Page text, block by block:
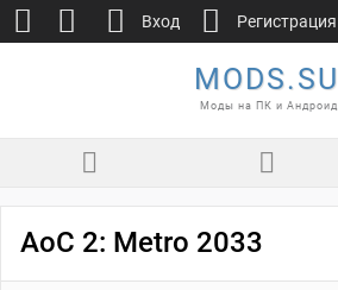
MODS.SU
Моды на ПК и Андроид
AoC 2: Metro 2033
Вход Регистрация